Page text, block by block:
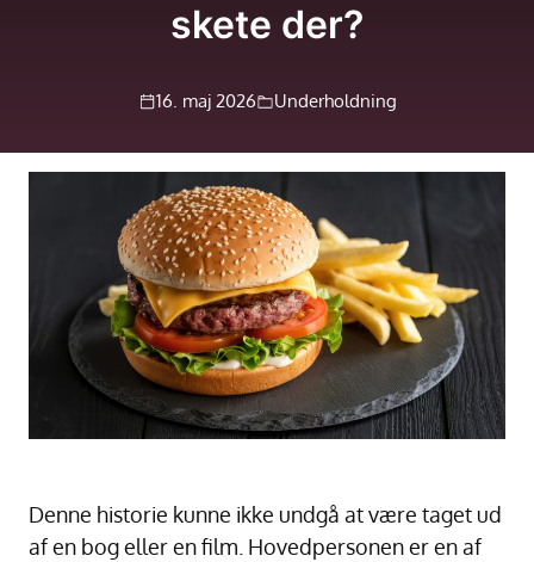
skete der?
16. maj 2026 Underholdning
Denne historie kunne ikke undgå at være taget ud
af en bog eller en film. Hovedpersonen er en af